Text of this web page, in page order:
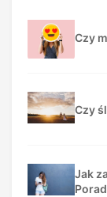
Czy
Czy
Jak